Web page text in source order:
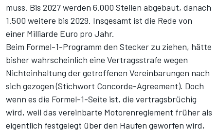
muss. Bis 2027 werden 6.000 Stellen abgebaut, danach
1.500 weitere bis 2029. Insgesamt ist die Rede von
einer Milliarde Euro pro Jahr.
Beim Formel-1-Programm den Stecker zu ziehen, hätte
bisher wahrscheinlich eine Vertragsstrafe wegen
Nichteinhaltung der getroffenen Vereinbarungen nach
sich gezogen (Stichwort Concorde-Agreement). Doch
wenn es die Formel-1-Seite ist, die vertragsbrüchig
wird, weil das vereinbarte Motorenreglement früher als
eigentlich festgelegt über den Haufen geworfen wird,